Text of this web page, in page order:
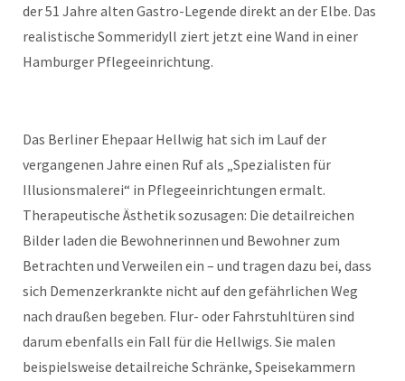
der 51 Jahre alten Gastro-Legende direkt an der Elbe. Das
realistische Sommeridyll ziert jetzt eine Wand in einer
Hamburger Pflegeeinrichtung.
Das Berliner Ehepaar Hellwig hat sich im Lauf der
vergangenen Jahre einen Ruf als „Spezialisten für
Illusionsmalerei“ in Pflegeeinrichtungen ermalt.
Therapeutische Ästhetik sozusagen: Die detailreichen
Bilder laden die Bewohnerinnen und Bewohner zum
Betrachten und Verweilen ein – und tragen dazu bei, dass
sich Demenzerkrankte nicht auf den gefährlichen Weg
nach draußen begeben. Flur- oder Fahrstuhltüren sind
darum ebenfalls ein Fall für die Hellwigs. Sie malen
beispielsweise detailreiche Schränke, Speisekammern